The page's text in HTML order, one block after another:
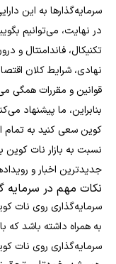
سرمایه‌گذارها به این
در نهایت، می‌توانیم
تکنیکال، فاندامنتال و
نهادی، شرایط کلان
قوانین و مقررات همگی
بنابراین، ما پیشنهاد
کوین سعی کنید به تمام
جدیدترین اخبار و
نکات مهم در سرمایه
سرمایه‌گذاری روی نات
به همراه داشته باشد که
سرمایه‌گذاری روی نات